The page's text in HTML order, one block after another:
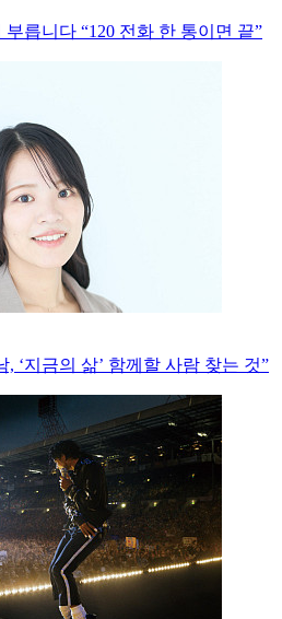
릅니다 “120 전화 한 통이면 끝”
, ‘지금의 삶’ 함께할 사람 찾는 것”